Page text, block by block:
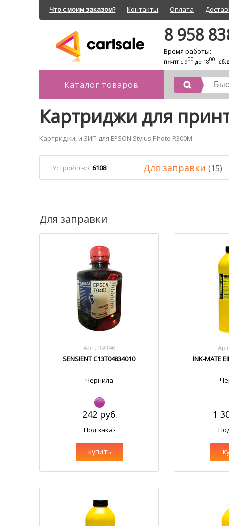
Что с моим заказом? Контакты Оплата
8 958
Время работы:
пн-птс 900 до 1800;
Каталог товаров
Картриджи для
Картриджи, и ЗИП для EPSON Stylus Photo R300M
Устройство: 6108 Для заправки (15)
Для заправки
Арт. 39396
SENSIENT C13T04834010
Чернила
242 руб.
Под заказ
купить
INK-MATE
1